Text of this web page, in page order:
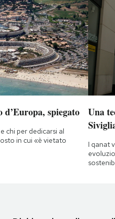
spiegato
chi per dedicarsi al
in cui «è vietato
Una
I qanat